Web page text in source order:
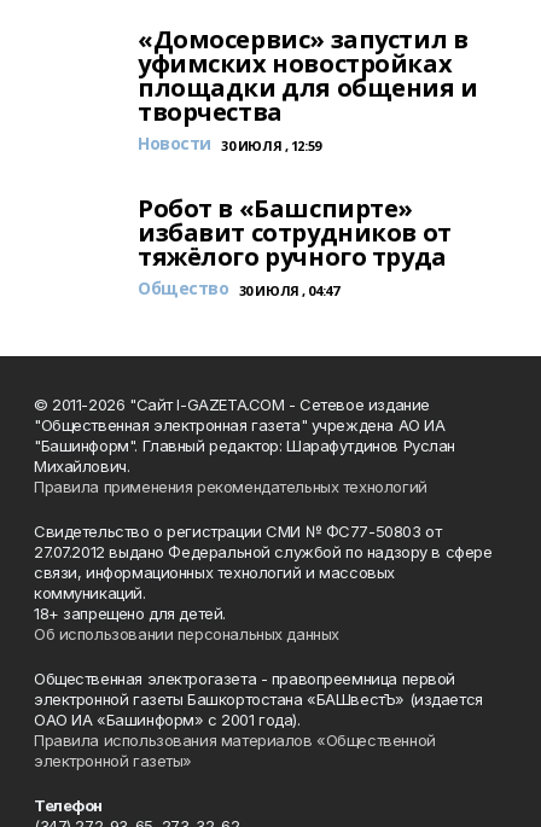
«Домосервис» запустил в
уфимских новостройках
площадки для общения и
творчества
Новости 30 ИЮЛЯ , 12:59
Робот в «Башспирте»
избавит сотрудников от
тяжёлого ручного труда
Общество 30 ИЮЛЯ , 04:47
© 2011-2026 "Сайт I-GAZETA.COM - Сетевое издание
"Общественная электронная газета" учреждена АО ИА
"Башинформ". Главный редактор: Шарафутдинов Руслан
Михайлович.
Правила применения рекомендательных технологий
Свидетельство о регистрации СМИ № ФС77-50803 от
27.07.2012 выдано Федеральной службой по надзору в сфере
связи, информационных технологий и массовых
коммуникаций.
18+ запрещено для детей.
Об использовании персональных данных
Общественная электрогазета - правопреемница первой
электронной газеты Башкортостана «БАШвестЪ» (издается
ОАО ИА «Башинформ» с 2001 года).
Правила использования материалов «Общественной
электронной газеты»
Телефон